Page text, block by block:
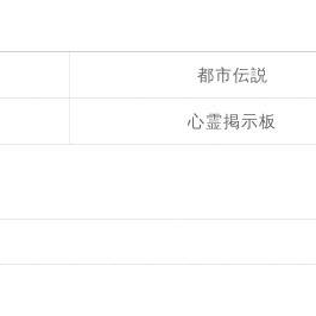
都市伝説
心霊掲示板